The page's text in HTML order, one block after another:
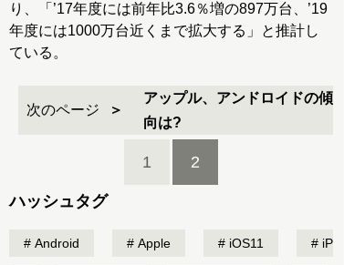
り、「’17年度には前年比3.6％増の897万台、’19
年度には1000万台近くまで拡大する」と推計し
ている。
次のページ
アップル、アンドロイドの傾
向は?
1 2
ハッシュタグ
Android Apple iOS11 iP